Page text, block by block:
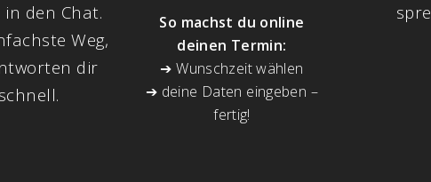
den Chat.
Weg,
dir
schnell.
So machst du online
deinen Termin:
➔ Wunschzeit wählen
➔ deine Daten eingeben –
fertig!